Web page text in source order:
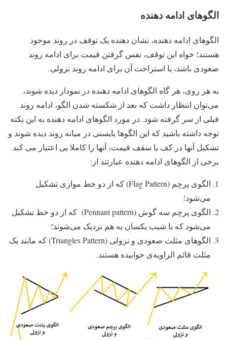
الگوهای ادامه دهنده
الگوهای ادامه دهنده، نشان دهنده یک توقف در روند موجود
هستند؛ خواه این توقف، نفس گرفتن قیمت برای ادامه روند
صعودی باشد، یا استراحت آن برای ادامه روند نزولی.
به هر روی، هر گاه الگوهای ادامه دهنده در نمودار دیده شوند،
می‌توان انتظار داشت که بعد از شکسته شدن الگو، ادامه روند
قبلی از سر گرفته شود. در مورد الگوهای ادامه دهنده به این نکته
توجه داشته باشید که این الگوها بایستی در میانه روند دیده شوند و
تشکیل آنها در کف یا سقف قیمت، آنها را کاملا بی اعتبار می کند.
برخی از الگوهای ادامه دهنده عبارتند از:
الگوی پرچم (Flag Pattern) که از دو خط موازی تشکیل
می‌شود؛
الگوی پرچم سه گوش (Pennant pattern) که از دو خط تشکیل
می‌شود که با شیب یکسان به هم نزدیک می‌شوند؛
الگوهای مثلث صعودی و نزولی (Triangles Pattern) که مانند یک
مثلث قائم الزاویه‌ی خوابیده هستند.